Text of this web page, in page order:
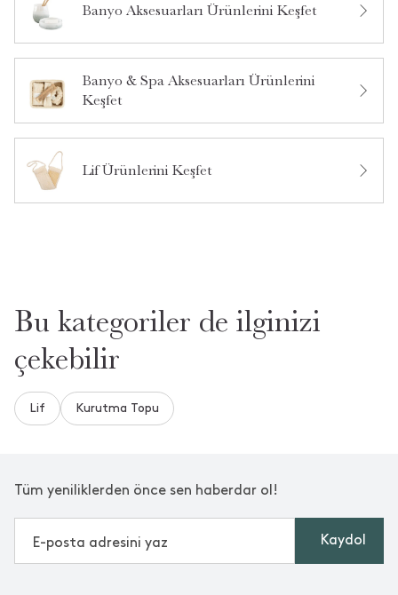
Bu ürün hakkında daha önce hiç soru sorulmamış.
Ürün Hakkında Soru Sor
Banyo Aksesuarları Ürünlerini Keşfet
Banyo & Spa Aksesuarları Ürünlerini
Keşfet
Lif Ürünlerini Keşfet
Bu kategoriler de ilginizi
çekebilir
Lif Kurutma Topu
Tüm yeniliklerden önce sen haberdar ol!
Kaydol